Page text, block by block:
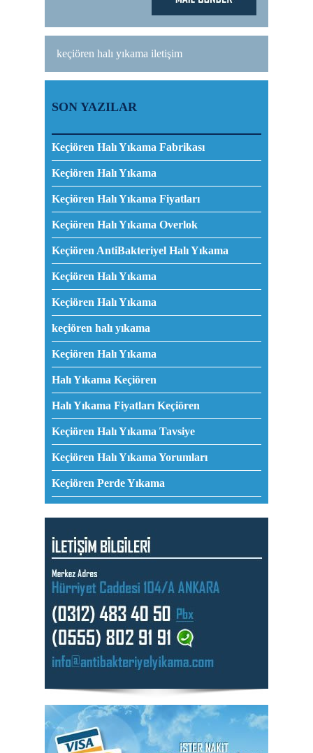
keçiören halı yıkama iletişim
SON YAZILAR
Keçiören Halı Yıkama Fabrikası
Keçiören Halı Yıkama
Keçiören Halı Yıkama Fiyatları
Keçiören Halı Yıkama Overlok
Keçiören AntiBakteriyel Halı Yıkama
Keçiören Halı Yıkama
Keçiören Halı Yıkama
keçiören halı yıkama
Keçiören Halı Yıkama
Halı Yıkama Keçiören
Halı Yıkama Fiyatları Keçiören
Keçiören Halı Yıkama Tavsiye
Keçiören Halı Yıkama Yorumları
Keçiören Perde Yıkama